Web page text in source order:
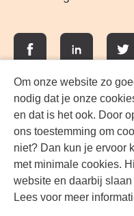
Om onze website zo
nodig dat je onze
en dat is het ook. Door
ons toestemming om
niet? Dan kun je ervoor
met minimale cookies.
website en daarbij
Lees voor meer
FacebookLinkedIn